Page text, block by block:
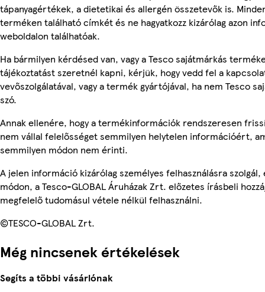
tápanyagértékek, a dietetikai és allergén összetevők is.
terméken található címkét és ne hagyatkozz kizárólag azon
weboldalon találhatóak.
Ha bármilyen kérdésed van, vagy a Tesco sajátmárkás
tájékoztatást szeretnél kapni, kérjük, hogy vedd fel a
vevőszolgálatával, vagy a termék gyártójával, ha nem Tesco
szó.
Annak ellenére, hogy a termékinformációk rendszeresen
nem vállal felelősséget semmilyen helytelen információért,
semmilyen módon nem érinti.
A jelen információ kizárólag személyes felhasználásra
módon, a Tesco-GLOBAL Áruházak Zrt. előzetes írásbeli
megfelelő tudomásul vétele nélkül felhasználni.
©TESCO-GLOBAL Zrt.
Még nincsenek értékelések
Segíts a többi vásárlónak